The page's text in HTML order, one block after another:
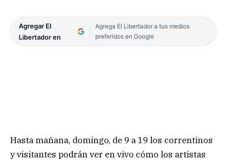
Agregar El
Libertador en
Agrega El Libertador a tus medios
preferidos en Google
Hasta mañana, domingo, de 9 a 19 los correntinos
y visitantes podrán ver en vivo cómo los artistas